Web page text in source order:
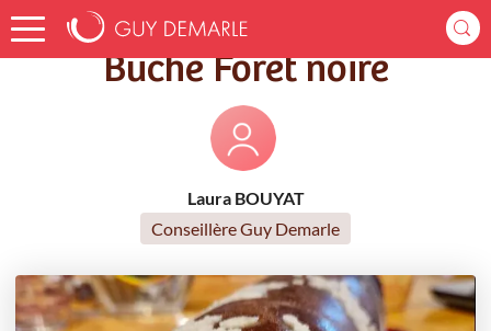
Accueil Recettes Bûche Forêt noire
Bûche Forêt noire
Laura BOUYAT
Conseillère Guy Demarle